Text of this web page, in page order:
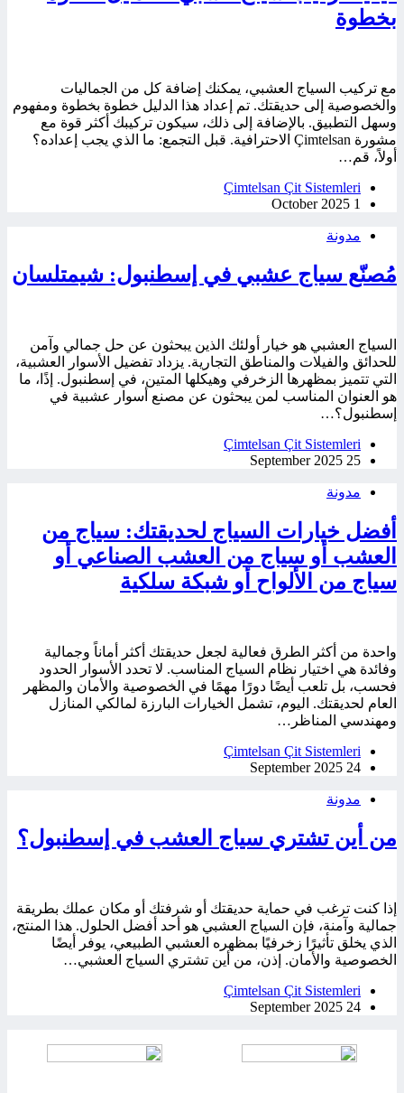
بخطوة
مع تركيب السياج العشبي، يمكنك إضافة كل من الجماليات
والخصوصية إلى حديقتك. تم إعداد هذا الدليل خطوة بخطوة ومفهوم
وسهل التطبيق. بالإضافة إلى ذلك، سيكون تركيبك أكثر قوة مع
مشورة Çimtelsan الاحترافية. قبل التجمع: ما الذي يجب إعداده؟
أولاً، قم…
Çimtelsan Çit Sistemleri
1 October 2025
مدونة
مُصنّع سياج عشبي في إسطنبول: شيمتلسان
السياج العشبي هو خيار أولئك الذين يبحثون عن حل جمالي وآمن
للحدائق والفيلات والمناطق التجارية. يزداد تفضيل الأسوار العشبية،
التي تتميز بمظهرها الزخرفي وهيكلها المتين، في إسطنبول. إذًا، ما
هو العنوان المناسب لمن يبحثون عن مصنع أسوار عشبية في
إسطنبول؟…
Çimtelsan Çit Sistemleri
25 September 2025
مدونة
أفضل خيارات السياج لحديقتك: سياج من
العشب أو سياج من العشب الصناعي أو
سياج من الألواح أو شبكة سلكية
واحدة من أكثر الطرق فعالية لجعل حديقتك أكثر أماناً وجمالية
وفائدة هي اختيار نظام السياج المناسب. لا تحدد الأسوار الحدود
فحسب، بل تلعب أيضًا دورًا مهمًا في الخصوصية والأمان والمظهر
العام لحديقتك. اليوم، تشمل الخيارات البارزة لمالكي المنازل
ومهندسي المناظر…
Çimtelsan Çit Sistemleri
24 September 2025
مدونة
من أين تشتري سياج العشب في إسطنبول؟
إذا كنت ترغب في حماية حديقتك أو شرفتك أو مكان عملك بطريقة
جمالية وآمنة، فإن السياج العشبي هو أحد أفضل الحلول. هذا المنتج،
الذي يخلق تأثيرًا زخرفيًا بمظهره العشبي الطبيعي، يوفر أيضًا
الخصوصية والأمان. إذن، من أين تشتري السياج العشبي…
Çimtelsan Çit Sistemleri
24 September 2025